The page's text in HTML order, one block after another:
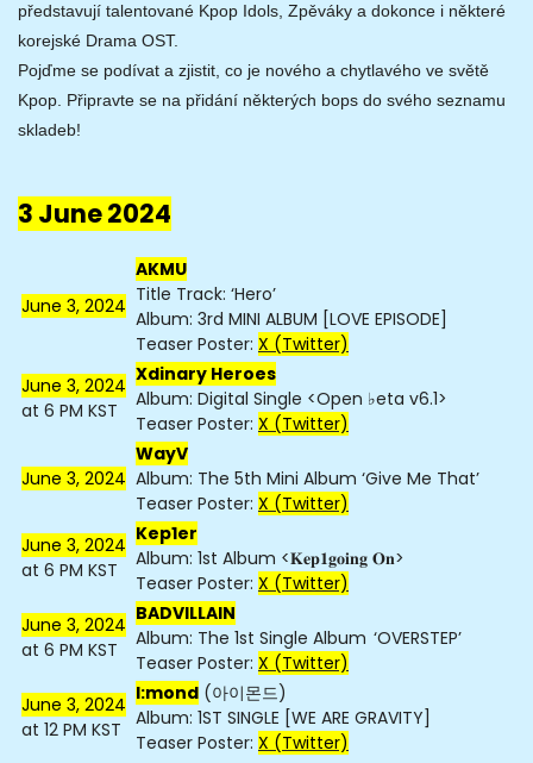
představují talentované Kpop Idols, Zpěváky a dokonce i některé
korejské Drama OST.
Pojďme se podívat a zjistit, co je nového a chytlavého ve světě
Kpop. Připravte se na přidání některých bops do svého seznamu
skladeb!
3 June 2024
June 3, 2024
AKMU
Title Track: ‘Hero’
Album: 3rd MINI ALBUM [LOVE EPISODE]
Teaser Poster: X (Twitter)
June 3, 2024
at 6 PM KST
Xdinary Heroes
Album: Digital Single <Open ♭eta v6.1>
Teaser Poster: X (Twitter)
June 3, 2024
WayV
Album: The 5th Mini Album ‘Give Me That’
Teaser Poster: X (Twitter)
June 3, 2024
at 6 PM KST
Kep1er
Album: 1st Album <𝐊𝐞𝐩𝟏𝐠𝐨𝐢𝐧𝐠 𝐎𝐧>
Teaser Poster: X (Twitter)
June 3, 2024
at 6 PM KST
BADVILLAIN
Album: The 1st Single Album ‘OVERSTEP’
Teaser Poster: X (Twitter)
June 3, 2024
at 12 PM KST
I:mond (아이몬드)
Album: 1ST SINGLE [WE ARE GRAVITY]
Teaser Poster: X (Twitter)